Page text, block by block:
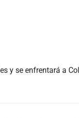
y se enfrentará a